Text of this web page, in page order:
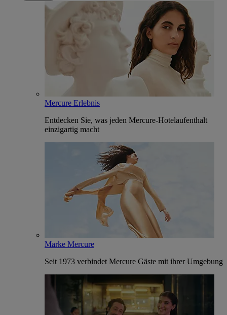
Mercure Erlebnis
Entdecken Sie, was jeden Mercure-Hotelaufenthalt
einzigartig macht
Marke Mercure
Seit 1973 verbindet Mercure Gäste mit ihrer Umgebung